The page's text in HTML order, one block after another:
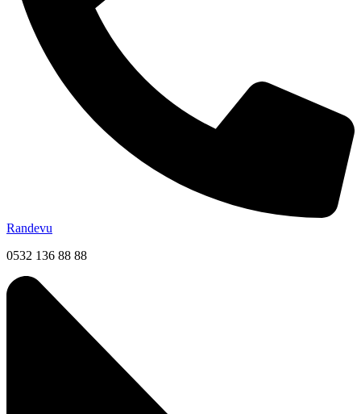
Randevu
0532 136 88 88